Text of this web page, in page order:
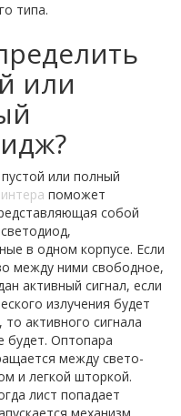
типа.
или
или полный
поможет
собой
в одном корпусе. Если
между ними свободное,
активный сигнал, если
излучения будет
активного сигнала
будет. Оптопара
между свето-
и легкой шторкой.
лист попадает